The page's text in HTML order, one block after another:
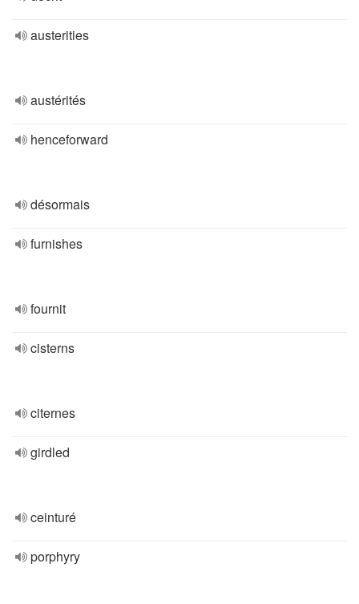
austerities
austérités
henceforward
désormais
furnishes
fournit
cisterns
citernes
girdled
ceinturé
porphyry